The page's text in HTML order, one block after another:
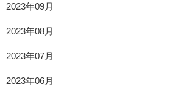
2023年09月
2023年08月
2023年07月
2023年06月